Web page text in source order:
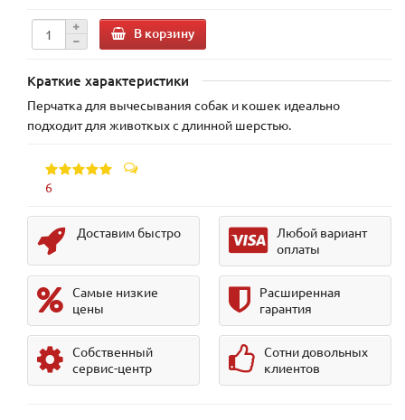
В корзину
Краткие характеристики
Перчатка для вычесывания собак и кошек идеально
подходит для животкых с длинной шерстью.
6
Доставим быстро
Любой вариант
оплаты
Самые низкие
цены
Расширенная
гарантия
Собственный
сервис-центр
Сотни довольных
клиентов